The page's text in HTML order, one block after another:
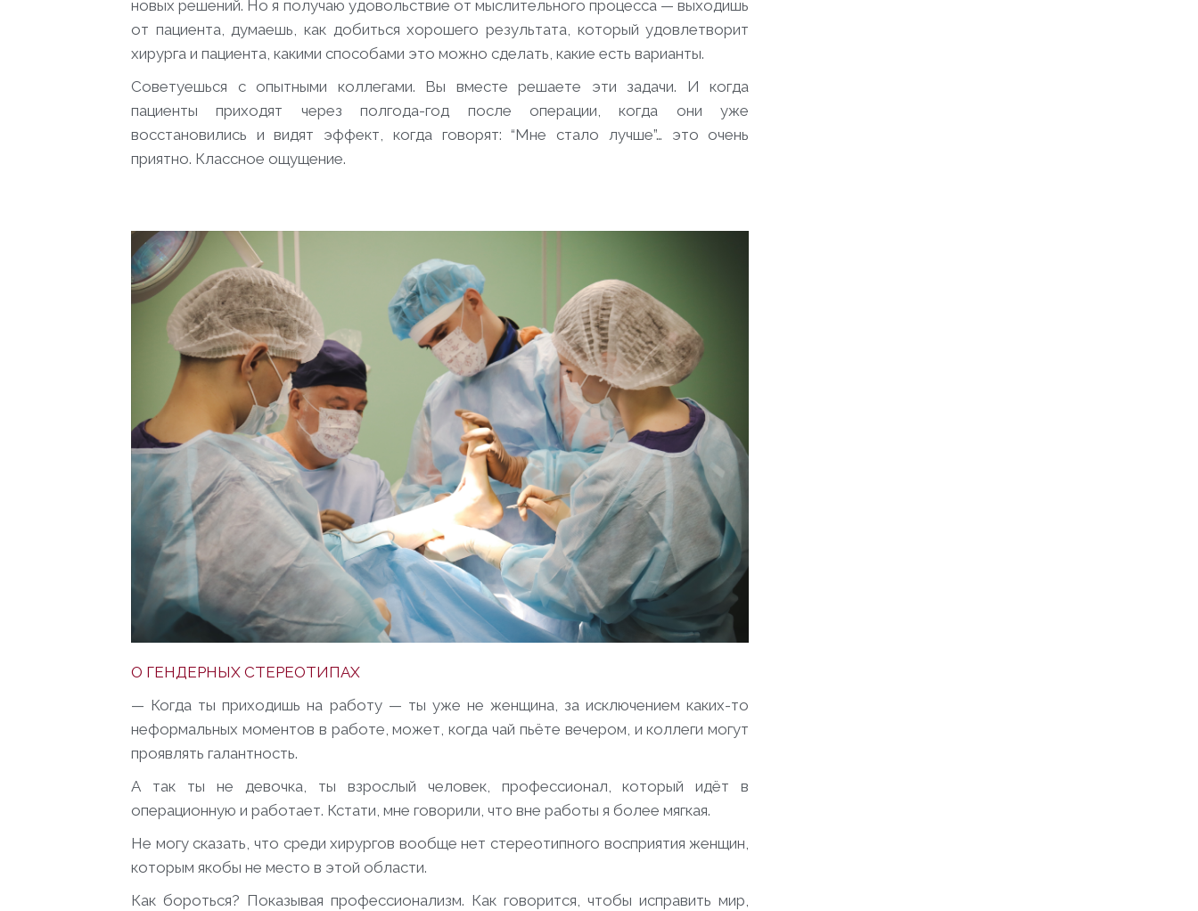
новых решений. Но я получаю удовольствие от мыслительного процесса — выходишь
от пациента, думаешь, как добиться хорошего результата, который удовлетворит
хирурга и пациента, какими способами это можно сделать, какие есть варианты.
Советуешься с опытными коллегами. Вы вместе решаете эти задачи. И когда
пациенты приходят через полгода-год после операции, когда они уже
восстановились и видят эффект, когда говорят: “Мне стало лучше”… это очень
приятно. Классное ощущение.
О ГЕНДЕРНЫХ СТЕРЕОТИПАХ
— Когда ты приходишь на работу — ты уже не женщина, за исключением каких-то
неформальных моментов в работе, может, когда чай пьёте вечером, и коллеги могут
проявлять галантность.
А так ты не девочка, ты взрослый человек, профессионал, который идёт в
операционную и работает. Кстати, мне говорили, что вне работы я более мягкая.
Не могу сказать, что среди хирургов вообще нет стереотипного восприятия женщин,
которым якобы не место в этой области.
Как бороться? Показывая профессионализм. Как говорится, чтобы исправить мир,